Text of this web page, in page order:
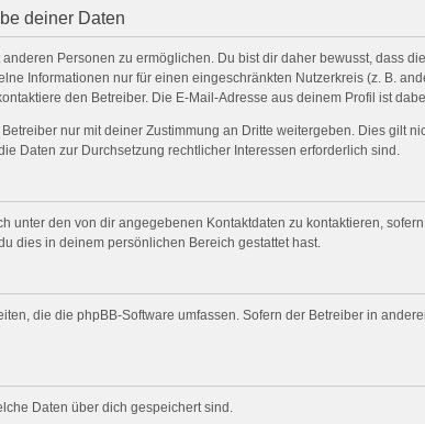
deiner Daten
Personen zu ermöglichen. Du bist dir daher bewusst, dass
Informationen nur für einen eingeschränkten Nutzerkreis (z. B.
den Betreiber. Die E-Mail-Adresse aus deinem Profil ist
nur mit deiner Zustimmung an Dritte weitergeben. Dies gilt
Daten zur Durchsetzung rechtlicher Interessen erforderlich sind.
unter den von dir angegebenen Kontaktdaten zu kontaktieren,
dies in deinem persönlichen Bereich gestattet hast.
die die phpBB-Software umfassen. Sofern der Betreiber in
Daten über dich gespeichert sind.